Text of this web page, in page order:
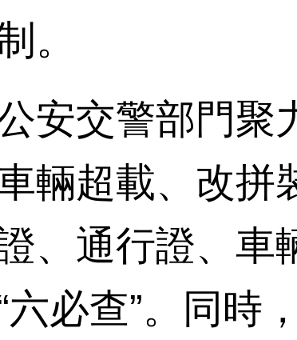
。
交警部門聚
輛超載、改
、通行證、車
必查”。同時